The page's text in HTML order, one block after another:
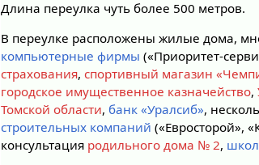
Длина переулка чуть более 500 метров.
В переулке расположены жилые дома,
компьютерные фирмы («Приоритет-
страхования,спортивный магазин
городское имущественное казначейство,
Томской области,банк «Уралсиб»,
строительных компаний («Евросторой»,
консультация родильного дома № 2,